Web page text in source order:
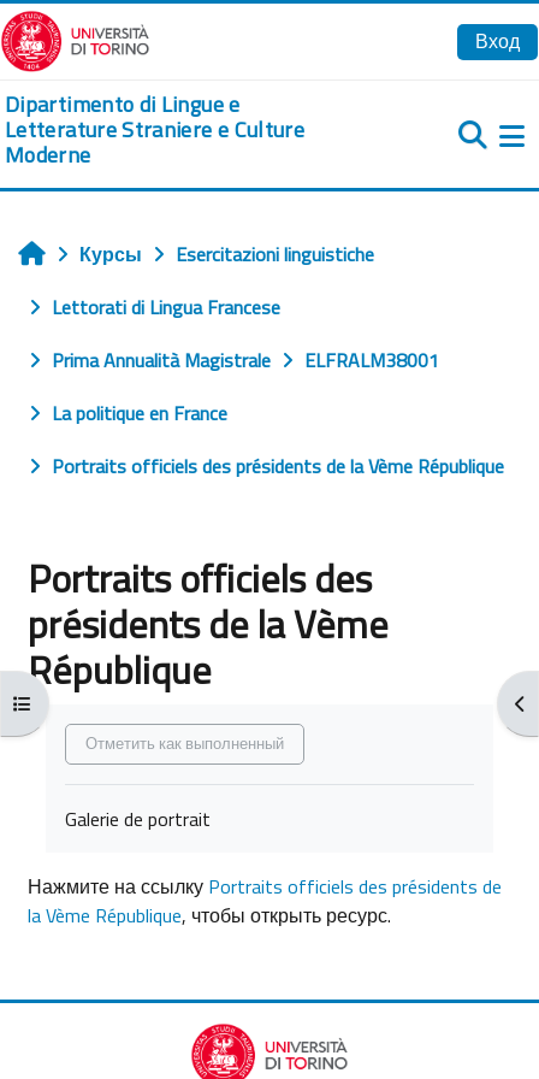
Перейти к основному содержанию
Вход
Dipartimento di Lingue e
Letterature Straniere e Culture
Moderne
Открыть оглавление курса
Главная
Курсы
Esercitazioni linguistiche
Lettorati di Lingua Francese
Prima Annualità Magistrale
ELFRALM38001
La politique en France
Portraits officiels des présidents de la Vème République
Portraits officiels des
présidents de la Vème
République
Требуемые условия завершения
Отметить как выполненный
Galerie de portrait
Нажмите на ссылку Portraits officiels des présidents de
la Vème République, чтобы открыть ресурс.